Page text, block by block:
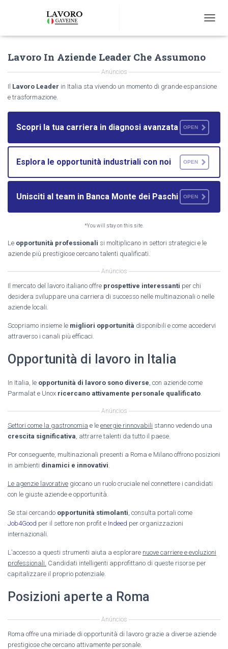
O
E
N
I
T
Lavoro In Aziende Leader Che Assumono
Anúncios
Il Lavoro Leader in Italia sta vivendo un momento di grande espansione
e trasformazione.
Scopri la tua carriera in diagnosi avanzata OPEN
Esplora le opportunità industriali con noi OPEN
Unisciti al team in Banca Monte dei Paschi OPEN
*You will stay on this site.
Le opportunità professionali si moltiplicano in settori strategici e le
aziende più prestigiose cercano talenti qualificati.
Anúncios
Il mercato del lavoro italiano offre prospettive interessanti per chi
desidera sviluppare una carriera di successo nelle multinazionali o nelle
aziende locali.
Scopriamo insieme le migliori opportunità disponibili e come accedervi
attraverso i canali più efficaci.
Opportunità di lavoro in Italia
In Italia, le opportunità di lavoro sono diverse , con aziende come
Parmalat e Unox ricercano attivamente personale qualificato
Anúncios
Settori come la gastronomia e le energie rinnovabili stanno vedendo una
crescita significativa , attrarre talenti da tutto il paese.
Por conseguente, multinazionali presenti a Roma e Milano offrono posizioni
in ambienti dinamici e innovativi
Le agenzie lavorative giocano un ruolo cruciale nel connettere i candidati
con le giuste aziende e opportunità.
Se stai cercando opportunità stimolanti , consulta portali come
Job4Good per il settore non profit e Indeed per organizzazioni
internazionali.
L’accesso a questi strumenti aiuta a esplorare nuove carriere e evoluzioni
professionali. Candidati intelligenti approfittano di queste risorse per
capitalizzare il proprio potenziale.
Posizioni aperte a Roma
Anúncios
Roma offre una miriade di opportunità di lavoro grazie a diverse aziende
prestigiose che cercano attivamente personale.